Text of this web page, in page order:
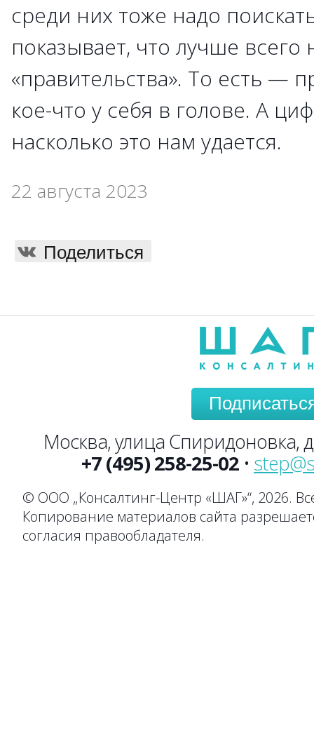
среди них тоже надо
показывает, что лучше всего
«правительства». То есть —
кое-что у себя в голове. А
насколько это нам удается.
22 августа 2023
Поделиться
Москва, улица Спиридоновка,
+7 (495) 258-25-02 •
© ООО „Консалтинг-Центр «ШАГ»“, 2026.
Копирование материалов сайта
согласия правообладателя.